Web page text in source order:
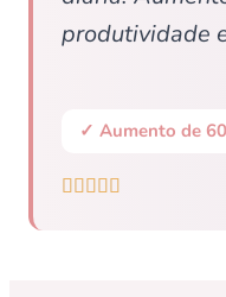
produtividade
✓ Aumento de
